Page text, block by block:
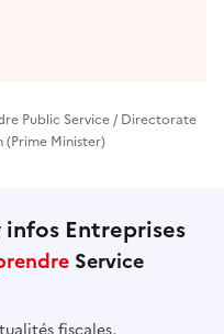
Public Service / Directorate
Minister)
Entreprises
Service